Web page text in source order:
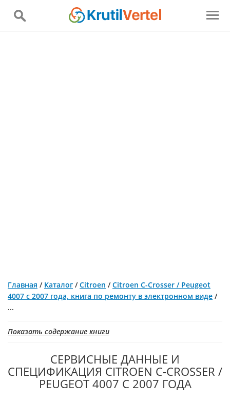
Главная / Каталог /Citroen /Citroen C-Crosser / Peugeot
4007 с 2007 года, книга по ремонту в электронном виде /
...
Показать содержание книги
СЕРВИСНЫЕ ДАННЫЕ И
СПЕЦИФИКАЦИЯ CITROEN C-CROSSER /
PEUGEOT 4007 С 2007 ГОДА